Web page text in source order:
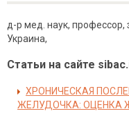
д-р мед. наук,
Украина,
Статьи на сайте
ХРОНИЧЕСКАЯ
ЖЕЛУДОЧКА: ОЦЕНКА